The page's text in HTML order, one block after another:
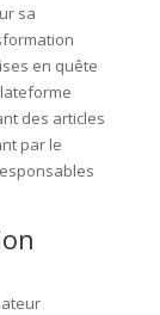
sa
en quête
des articles
par le